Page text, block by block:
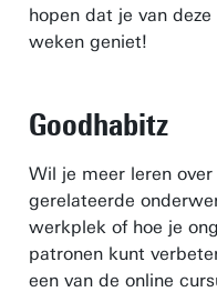
hopen dat je van
weken geniet!
Goodhabitz
Wil je meer leren
gerelateerde
werkplek of hoe je
patronen kunt
een van de online